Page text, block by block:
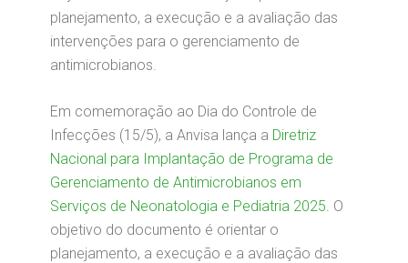
planejamento, a execução e a avaliação das
intervenções para o gerenciamento de
antimicrobianos.
Em comemoração ao Dia do Controle de
Infecções (15/5), a Anvisa lança a Diretriz
Nacional para Implantação de Programa de
Gerenciamento de Antimicrobianos em
Serviços de Neonatologia e Pediatria 2025. O
objetivo do documento é orientar o
planejamento, a execução e a avaliação das